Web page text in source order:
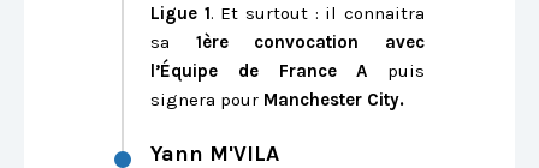
Ligue 1. Et surtout : il connaitra
sa 1ère convocation avec
l’Équipe de France A puis
signera pour Manchester City.
Yann M'VILA